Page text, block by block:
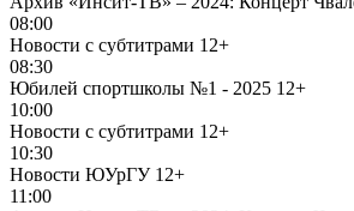
08:00
Новости с субтитрами 12+
08:30
Юбилей спортшколы №1 - 2025 12+
10:00
Новости с субтитрами 12+
10:30
Новости ЮУрГУ 12+
11:00